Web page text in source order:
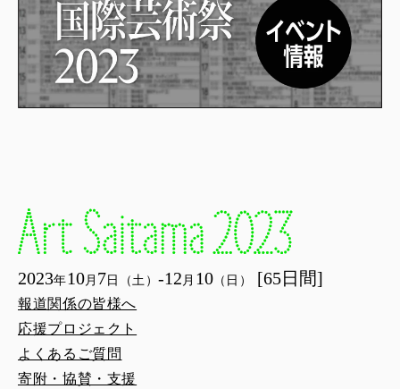
2023年10月 7日（土）-12 月 10（日） [65日間]
報道関係の皆様へ
応援プロジェクト
よくあるご質問
寄附・協賛・支援